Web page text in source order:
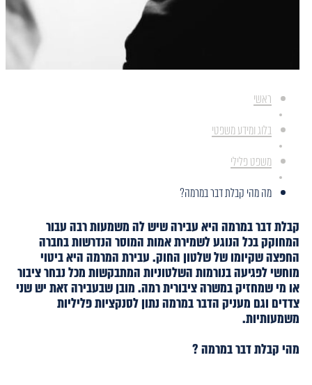
ראשי
בלוג ומידע משפטי
משפט פלילי
מה מהי קבלת דבר במרמה?
קבלת דבר במרמה היא עבירה שיש לה משמעות רבה עבור
המחוקק בכל הנוגע לשמירת אמות המוסר הנדרשות בחברה
החפצה שקיומו של שלטון החוק. עבירת המרמה היא ביטוי
מוחשי לפגיעה בנורמות השלטוניות המתבקשות מכל נבחר ציבור
או מי שמחזיק במשרה ציבורית רמה. מובן שבעבירה זאת יש שני
צדדים וגם מעניק הדבר במרמה נתון לסנקציות פליליות
משמעותיות.
מהי קבלת דבר במרמה ?